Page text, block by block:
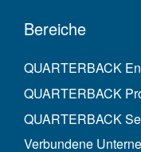
Bereiche
QUARTERBACK
QUARTERBACK
QUARTERBACK
Verbundene